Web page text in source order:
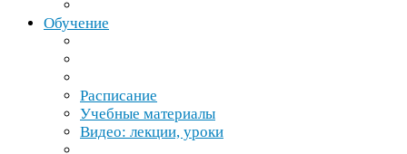
Обучение
Расписание
Учебные материалы
Видео: лекции, уроки